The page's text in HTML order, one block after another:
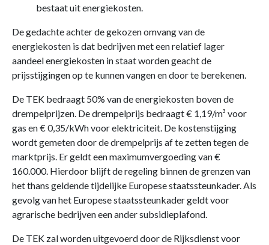
bestaat uit energiekosten.
De gedachte achter de gekozen omvang van de
energiekosten is dat bedrijven met een relatief lager
aandeel energiekosten in staat worden geacht de
prijsstijgingen op te kunnen vangen en door te berekenen.
De TEK bedraagt 50% van de energiekosten boven de
drempelprijzen. De drempelprijs bedraagt € 1,19/m³ voor
gas en € 0,35/kWh voor elektriciteit. De kostenstijging
wordt gemeten door de drempelprijs af te zetten tegen de
marktprijs. Er geldt een maximumvergoeding van €
160.000. Hierdoor blijft de regeling binnen de grenzen van
het thans geldende tijdelijke Europese staatssteunkader. Als
gevolg van het Europese staatssteunkader geldt voor
agrarische bedrijven een ander subsidieplafond.
De TEK zal worden uitgevoerd door de Rijksdienst voor